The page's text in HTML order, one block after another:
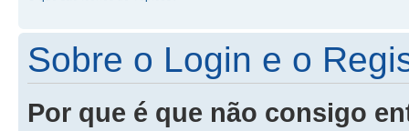
Sobre o Login e o
Por que é que não consigo